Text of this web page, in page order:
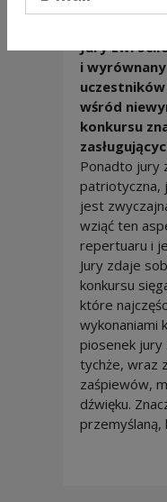
Jury zwrócił
i wyró
uczestnikó
wśród
konkursu
zasługują
Ponadto jury
patriotyczna,
jest
wziąć ten
repertuaru i
Jury zdaje
konkursu
które
wykonaniami
piosenek jury
tychże, wraz
zaśpiewów,
dźwięku.
przemyślaną,